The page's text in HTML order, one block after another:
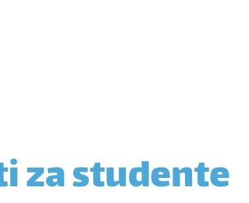
za studente